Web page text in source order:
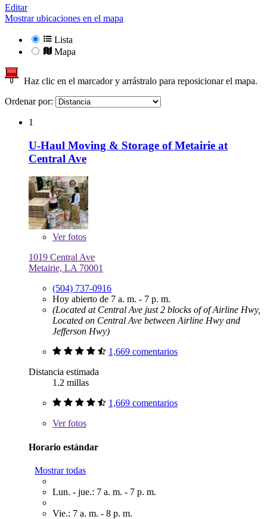
Editar
Mostrar ubicaciones en el mapa
Lista
Mapa
Haz clic en el marcador y arrástralo para reposicionar el mapa.
Ordenar por:
1
U-Haul Moving & Storage of Metairie at
Central Ave
Verfotos
1019 Central Ave
Metairie, LA 70001
(504) 737-0916
Hoy abierto de 7 a. m. - 7 p. m.
(Located at Central Ave just 2 blocks of of Airline Hwy,
Located on Central Ave between Airline Hwy and
Jefferson Hwy)
1,669 comentarios
Distancia estimada
1.2 millas
1,669 comentarios
Verfotos
Horario estándar
Mostrar todas
Lun. - jue.: 7 a. m. - 7 p. m.
Vie.: 7 a. m. - 8 p. m.